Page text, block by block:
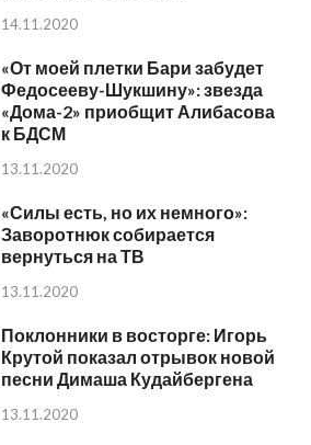
14.11.2020
«От моей плетки Бари забудет
Федосееву-Шукшину»: звезда
«Дома-2» приобщит Алибасова
к БДСМ
13.11.2020
«Силы есть, но их немного»:
Заворотнюк собирается
вернуться на ТВ
13.11.2020
Поклонники в восторге: Игорь
Крутой показал отрывок новой
песни Димаша Кудайбергена
13.11.2020